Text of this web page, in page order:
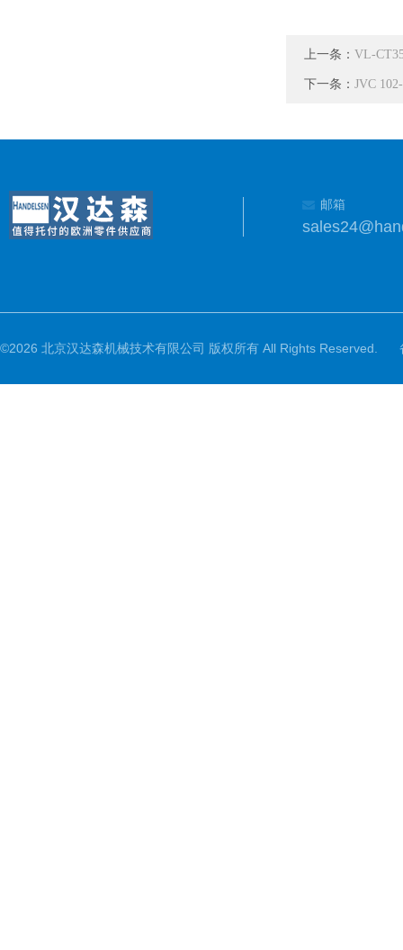
上一条： VL-
下一条： JVC
邮箱
©2026 北京汉达森机械技术有限公司 版权所有 All Rights Reserved.